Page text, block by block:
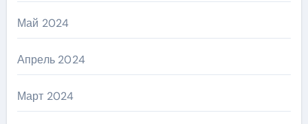
Май 2024
Апрель 2024
Март 2024